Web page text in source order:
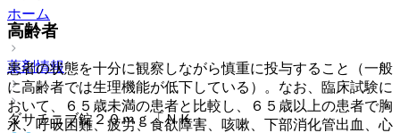
ホーム
薬剤情報
ダサチニブ錠２０ｍｇ「ＮＫ」
高齢者
患者の状態を十分に観察しながら慎重に投与すること（一般
に高齢者では生理機能が低下している）。なお、臨床試験に
おいて、６５歳未満の患者と比較し、６５歳以上の患者で胸
水、呼吸困難、疲労、食欲障害、咳嗽、下部消化管出血、心